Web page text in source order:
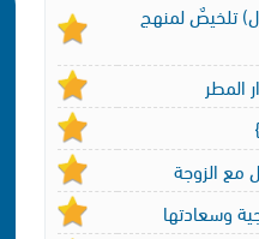
تلخيصٌ لمنهج
المطر
مع الزوجة
وسعادتها